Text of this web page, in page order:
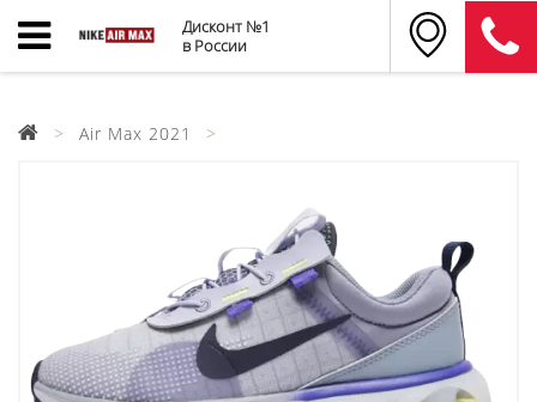
Дисконт №1
в России
Air Max 2021